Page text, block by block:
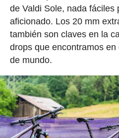
de Valdi Sole, nada fáciles
aficionado. Los 20 mm
también son claves en la
drops que encontramos
de mundo.